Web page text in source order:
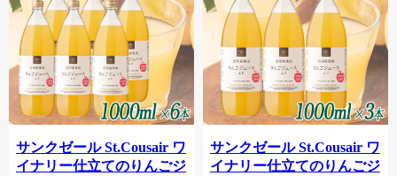
サンクゼール St.Cousair ワ
イナリー仕立てのりんごジ
サンクゼール St.Cousair ワ
イナリー仕立てのりんごジ